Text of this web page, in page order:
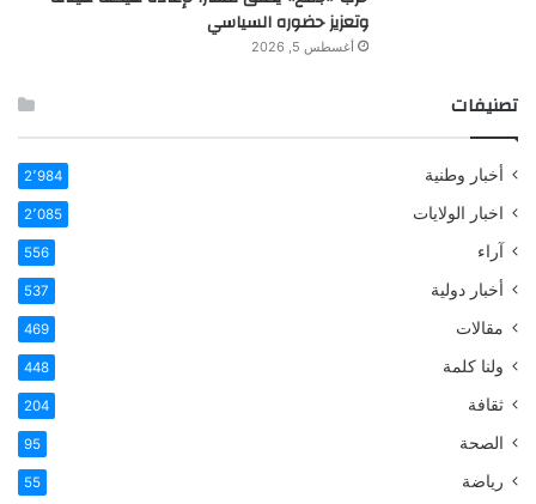
وتعزيز حضوره السياسي
أغسطس 5, 2026
تصنيفات
أخبار وطنية 2٬984
اخبار الولايات 2٬085
آراء 556
أخبار دولية 537
مقالات 469
ولنا كلمة 448
ثقافة 204
الصحة 95
رياضة 55